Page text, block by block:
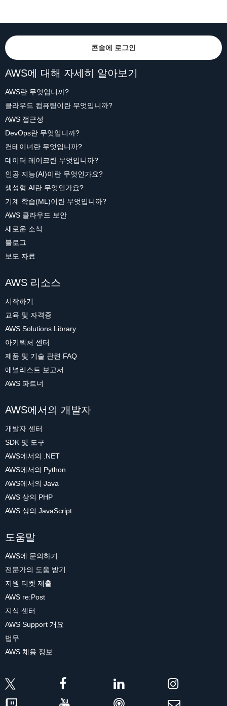
콘솔에 로그인
AWS에 대해 자세히 알아보기
AWS란 무엇입니까?
클라우드 컴퓨팅이란 무엇입니까?
AWS 접근성
DevOps란 무엇입니까?
컨테이너란 무엇입니까?
데이터 레이크란 무엇입니까?
인공 지능(AI)이란 무엇인가요?
생성형 AI란 무엇인가요?
기계 학습(ML)이란 무엇입니까?
AWS 클라우드 보안
새로운 소식
블로그
보도 자료
AWS 리소스
시작하기
교육 및 자격증
AWS Solutions Library
아키텍처 센터
제품 및 기술 관련 FAQ
애널리스트 보고서
AWS 파트너
AWS에서의 개발자
개발자 센터
SDK 및 도구
AWS에서의 .NET
AWS에서의 Python
AWS에서의 Java
AWS 상의 PHP
AWS 상의 JavaScript
도움말
AWS에 문의하기
전문가의 도움 받기
지원 티켓 제출
AWS re:Post
지식 센터
AWS Support 개요
법무
AWS 채용 정보